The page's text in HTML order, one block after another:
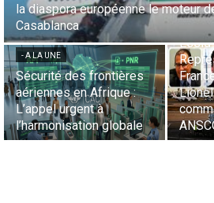
Une Révolution Stratégique à
nommée Directrice Générale
- A LA UNE
Le Sentido Bellevue
Park accueille le « 9-
Hands Dinner », une
expérience
gastronomique
internationale
- A LA
Un
Via
la